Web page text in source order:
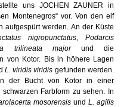
uns JOCHEN ZAUNER in
Montenegros“ vor. Von den elf
aufgespürt werden. An der Küste
nigropunctatus,Podarcis
trilineata majorund die
von Kotor. Bis in höhere Lagen
L. viridis viridis gefunden werden.
der Bucht von Kotor in einer
Farbform zu sehen. In
mosorensis undL. agilis